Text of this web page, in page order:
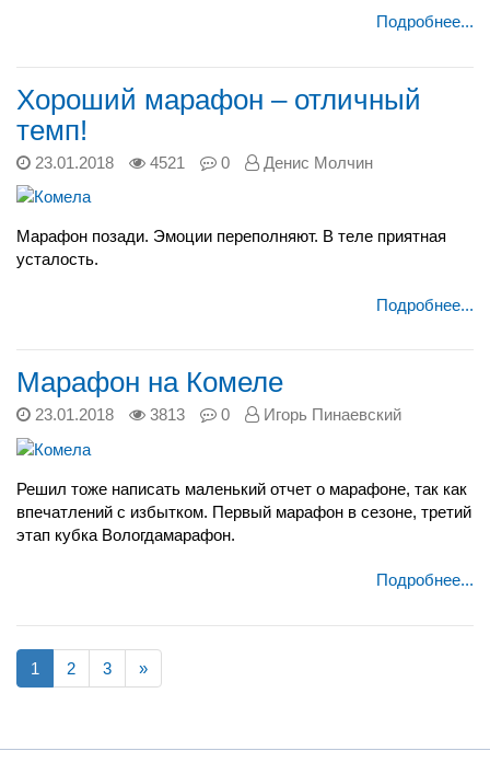
Подробнее...
Хороший марафон – отличный
темп!
23.01.2018 4521 0 Денис Молчин
Марафон позади. Эмоции переполняют. В теле приятная
усталость.
Подробнее...
Марафон на Комеле
23.01.2018 3813 0 Игорь Пинаевский
Решил тоже написать маленький отчет о марафоне, так как
впечатлений с избытком. Первый марафон в сезоне, третий
этап кубка Вологдамарафон.
Подробнее...
1 2 3 »